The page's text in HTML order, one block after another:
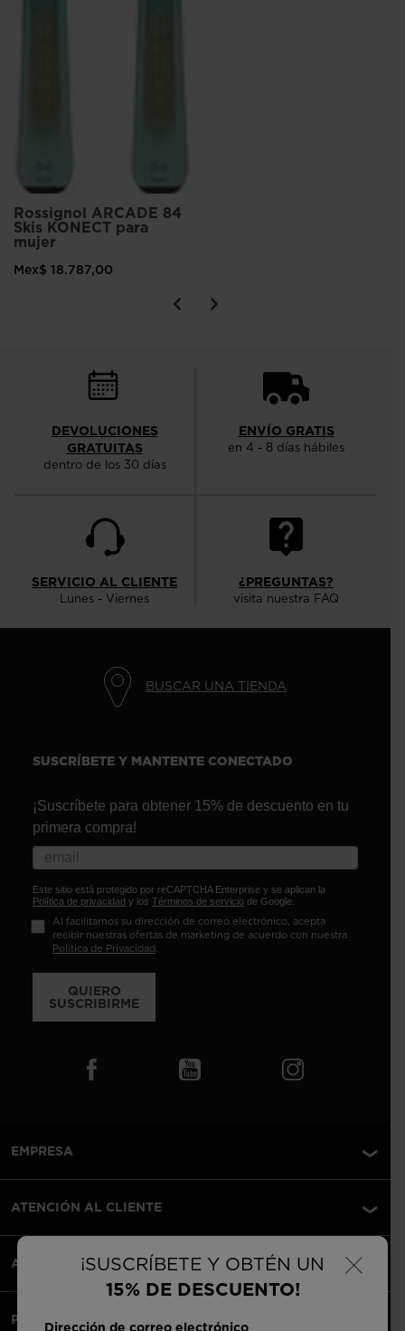
×
¡SUSCRÍBETE Y OBTÉN UN
15% DE DESCUENTO!
Rossignol ARCADE 84
Skis KONECT para
mujer
Mex$ 18.787,00
DEVOLUCIONES
GRATUITAS
dentro de los 30 días
ENVÍO GRATIS
en 4 - 8 días hábiles
SERVICIO AL CLIENTE
Lunes - Viernes
¿PREGUNTAS?
visita nuestra FAQ
BUSCAR UNA TIENDA
SUSCRÍBETE Y MANTENTE CONECTADO
¡Suscríbete para obtener 15% de descuento en tu
primera compra!
Este sitio está protegido por reCAPTCHA Enterprise y se aplican la
Política de privacidad y los Términos de servicio de Google.
Al facilitarnos su dirección de correo electrónico, acepta
recibir nuestras ofertas de marketing de acuerdo con nuestra
Política de Privacidad.
QUIERO
SUSCRIBIRME
EMPRESA
ATENCIÓN AL CLIENTE
AVISOS LEGALES
PAGOS ACEPTADOS